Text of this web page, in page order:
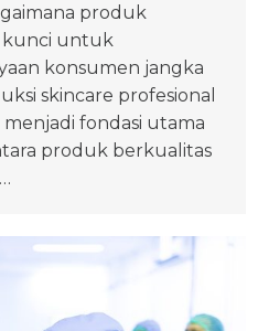
produk
kunci untuk
konsumen jangka
skincare profesional
fondasi utama
produk berkualitas